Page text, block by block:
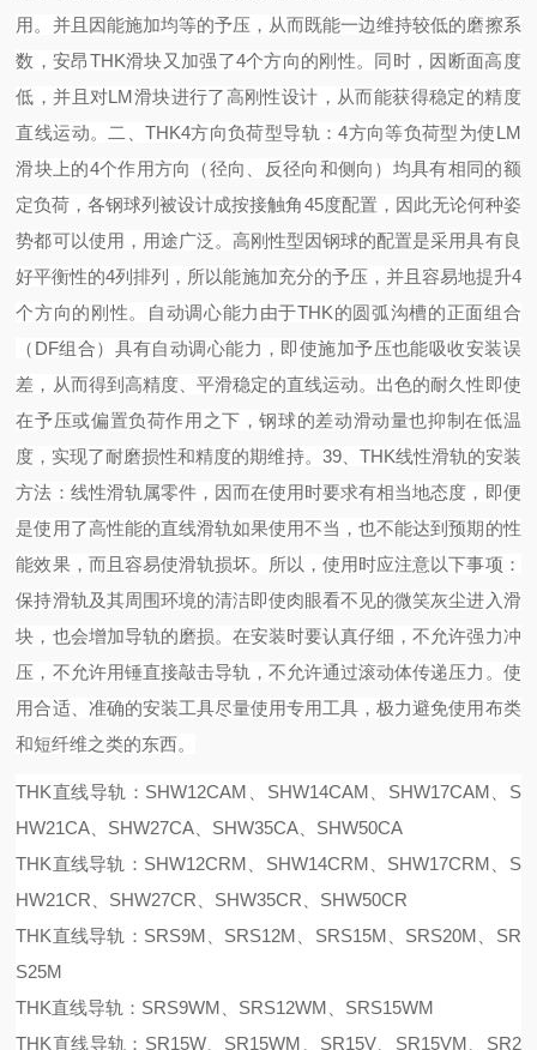
用。并且因能施加均等的予压，从而既能一边维持较低的磨擦系
数，安昂THK滑块又加强了4个方向的刚性。同时，因断面高度
低，并且对LM滑块进行了高刚性设计，从而能获得稳定的精度
直线运动。
二、 THK4方向负荷型导轨：4方向等负荷型为使LM
滑块上的4个作用方向（径向、反径向和侧向）均具有相同的额
定负荷，各钢球列被设计成按接触角45度配置，因此无论何种姿
势都可以使用，用途广泛。 高刚性型因钢球的配置是采用具有良
好平衡性的4列排列，所以能施加充分的予压，并且容易地提升4
个方向的刚性。
自动调心能力 由于THK的圆弧沟槽的正面组合
（DF组合）具有自动调心能力，即使施加予压也能吸收安装误
差，从而得到高精度、平滑稳定的直线运动。 出色的耐久性即使
在予压或偏置负荷作用之下，钢球的差动滑动量也抑制在低温
度，实现了耐磨损性和精度的期维持。 39、 THK线性滑轨的安装
方法： 线性滑轨属零件，因而在使用时要求有相当地态度，即便
是使用了高性能的直线滑轨如果使用不当，也不能达到预期的性
能效果，而且容易使滑轨损坏。所以，使用时应注意以下事项：
保持滑轨及其周围环境的清洁即使肉眼看不见的微笑灰尘进入滑
块，也会增加导轨的磨损。 在安装时要认真仔细，不允许强力冲
压，不允许用锤直接敲击导轨，不允许通过滚动体传递压力。 使
用合适、准确的安装工具尽量使用专用工具，极力避免使用布类
和短纤维之类的东西。
THK直线导轨：SHW12CAM、SHW14CAM、SHW17CAM、S
HW21CA、SHW27CA、SHW35CA、SHW50CA
THK直线导轨：SHW12CRM、SHW14CRM、SHW17CRM、S
HW21CR、SHW27CR、SHW35CR、SHW50CR
THK直线导轨：SRS9M、SRS12M、SRS15M、SRS20M、SR
S25M
THK直线导轨：SRS9WM、SRS12WM、SRS15WM
THK直线导轨：SR15W、SR15WM、SR15V、SR15VM、SR2